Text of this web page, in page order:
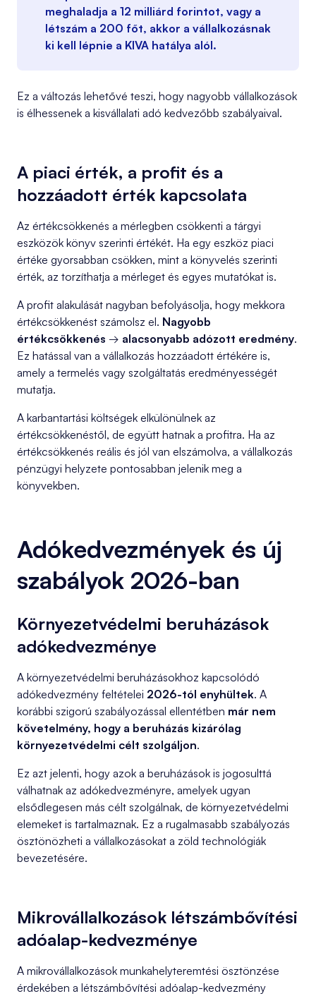
meghaladja a 12 milliárd forintot, vagy a
létszám a 200 főt, akkor a vállalkozásnak
ki kell lépnie a KIVA hatálya alól.
Ez a változás lehetővé teszi, hogy nagyobb vállalkozások
is élhessenek a kisvállalati adó kedvezőbb szabályaival.
A piaci érték, a profit és a
hozzáadott érték kapcsolata
Az értékcsökkenés a mérlegben csökkenti a tárgyi
eszközök könyv szerinti értékét. Ha egy eszköz piaci
értéke gyorsabban csökken, mint a könyvelés szerinti
érték, az torzíthatja a mérleget és egyes mutatókat is.
A profit alakulását nagyban befolyásolja, hogy mekkora
értékcsökkenést számolsz el. Nagyobb
értékcsökkenés → alacsonyabb adózott eredmény.
Ez hatással van a vállalkozás hozzáadott értékére is,
amely a termelés vagy szolgáltatás eredményességét
mutatja.
A karbantartási költségek elkülönülnek az
értékcsökkenéstől, de együtt hatnak a profitra. Ha az
értékcsökkenés reális és jól van elszámolva, a vállalkozás
pénzügyi helyzete pontosabban jelenik meg a
könyvekben.
Adókedvezmények és új
szabályok 2026-ban
Környezetvédelmi beruházások
adókedvezménye
A környezetvédelmi beruházásokhoz kapcsolódó
adókedvezmény feltételei 2026-tól enyhültek. A
korábbi szigorú szabályozással ellentétben már nem
követelmény, hogy a beruházás kizárólag
környezetvédelmi célt szolgáljon.
Ez azt jelenti, hogy azok a beruházások is jogosulttá
válhatnak az adókedvezményre, amelyek ugyan
elsődlegesen más célt szolgálnak, de környezetvédelmi
elemeket is tartalmaznak. Ez a rugalmasabb szabályozás
ösztönözheti a vállalkozásokat a zöld technológiák
bevezetésére.
Mikrovállalkozások létszámbővítési
adóalap-kedvezménye
A mikrovállalkozások munkahelyteremtési ösztönzése
érdekében a létszámbővítési adóalap-kedvezmény